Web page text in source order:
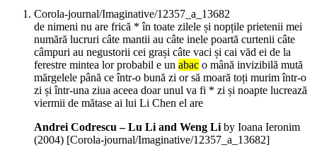
Corola-journal/Imaginative/12357_a_13682
de nimeni nu are frică * în toate zilele și nopțile prietenii mei
numără lucruri câte mantii au câte inele poartă curtenii câte
câmpuri au negustorii cei grași câte vaci și cai văd ei de la
ferestre mintea lor probabil e un abac o mână invizibilă mută
mărgelele până ce într-o bună zi or să moară toți murim într-o
zi și într-una ziua aceea doar unul va fi * zi și noapte lucrează
viermii de mătase ai lui Li Chen el are
Andrei Codrescu – Lu Li and Weng Liby Ioana Ieronim
(2004) [Corola-journal/Imaginative/12357_a_13682]